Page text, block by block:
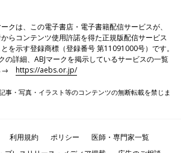
クは、この電子書店・電子書籍配信サービスが、
らコンテンツ使用許諾を得た正規版配信サービス
を示す登録商標（登録番号 第11091000号）です。
の詳細、ABJマークを掲示しているサービスの一覧
→https://aebs.or.jp/
事・写真・イラスト等のコンテンツの無断転載を禁じま
利用規約 ポリシー
医師・専門家一覧